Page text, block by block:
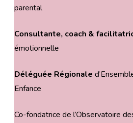
parental
Consultante, coach &
émotionnelle
Déléguée Régionale
Enfance
Co-fondatrice de l’Observatoire